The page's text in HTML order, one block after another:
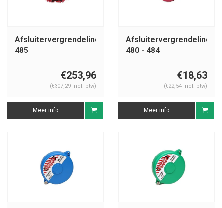
Afsluitervergrendelingen
485
€253,96
(€307,29 Incl. btw)
Meer info
Afsluitervergrendelingen
480 - 484
€18,63
(€22,54 Incl. btw)
Meer info